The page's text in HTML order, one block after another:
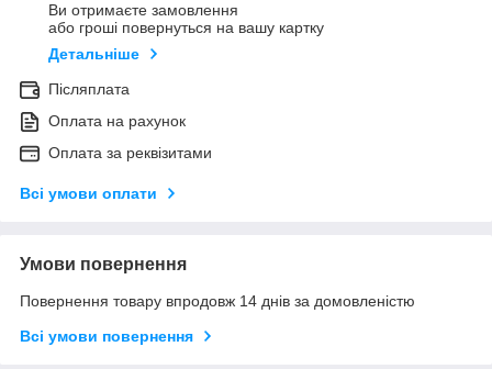
Ви отримаєте замовлення
або гроші повернуться на вашу картку
Детальніше
Післяплата
Оплата на рахунок
Оплата за реквізитами
Всі умови оплати
Умови повернення
Повернення товару впродовж 14 днів за домовленістю
Всі умови повернення